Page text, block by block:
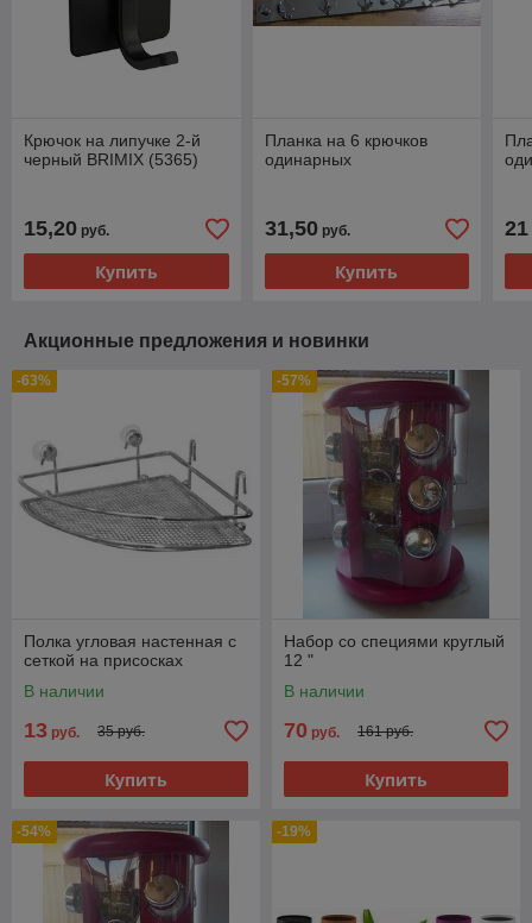
Крючок на липучке 2-й
черный BRIMIX (5365)
15,20 руб.
Купить
Планка на 6 крючков
одинарных
31,50руб.
Купить
21
Акционные предложения и новинки
-63%
Полка угловая настенная с
сеткой на присосках
В наличии
13 руб. 35 руб.
Купить
-57%
Набор со специями круглый
12 "
В наличии
70 руб. 161 руб.
Купить
-54% -19%